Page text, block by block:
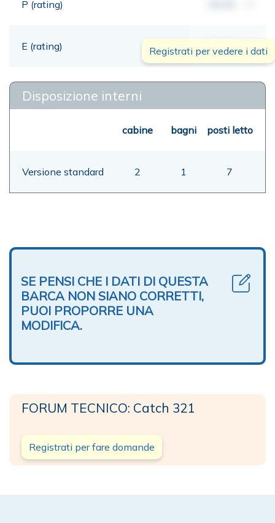
P (rating)
E (rating) 00,00 mt
Registrati per vedere i dati
Disposizione interni
cabine bagni posti letto
Versione standard 2 1 7
SE PENSI CHE I DATI DI QUESTA
BARCA NON SIANO CORRETTI,
PUOI PROPORRE UNA
MODIFICA.
FORUM TECNICO: Catch 321
Registrati per fare domande